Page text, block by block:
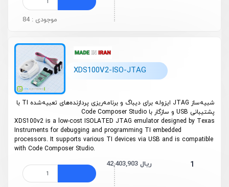
موجودی : 84
XDS100V2-ISO-JTAG
شبیه‌ساز JTAG ایزوله برای دیباگ و برنامه‌ریزی پردازنده‌های تعبیه‌شده TI با
پشتیبانی USB و سازگار با Code Composer Studio
XDS100v2 is a low-cost ISOLATED JTAG emulator designed by Texas
Instruments for debugging and programming TI embedded
processors. It supports various TI devices via USB and is compatible
with Code Composer Studio.
1 42,403,903 ریال